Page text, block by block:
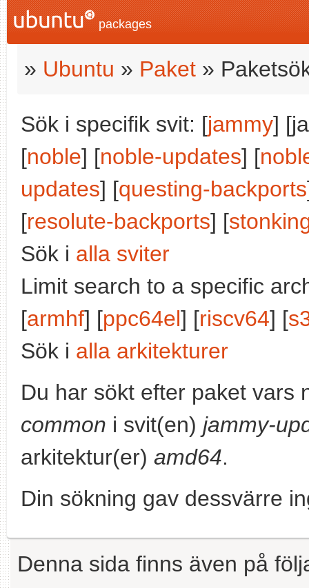
packages
» Ubuntu » Paket »
Sök i specifik svit: [jammy]
[noble] [noble-updates] [
updates] [questing-backports
[resolute-backports] [
Sök i alla sviter
Limit search to a specific
[armhf] [ppc64el] [riscv64] [
Sök i alla arkitekturer
Du har sökt efter paket vars
common i svit(en) jammy-
arkitektur(er) amd64.
Din sökning gav dessvärre
Denna sida finns även på